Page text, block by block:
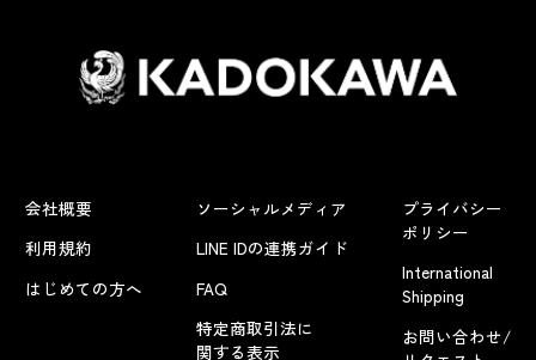
会社概要
利用規約
はじめての方へ
ソーシャルメディア
LINE IDの連携ガイド
FAQ
特定商取引法に
関する表示
プライバシー
ポリシー
International
Shipping
お問い合わせ/